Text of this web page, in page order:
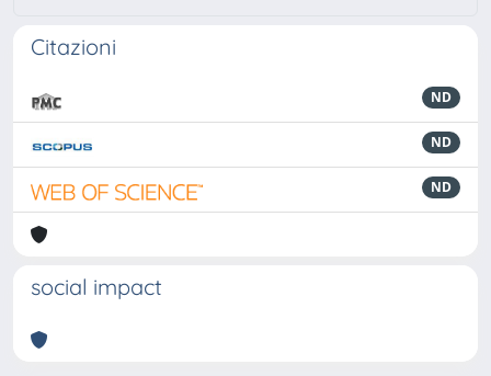
Citazioni
ND
ND
ND
social impact